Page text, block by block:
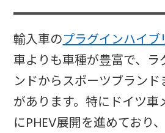
輸入車のプラグインハイブ
車よりも車種が豊富で、ラ
ンドからスポーツブラン
があります。特にドイツ車
にPHEV展開を進めており